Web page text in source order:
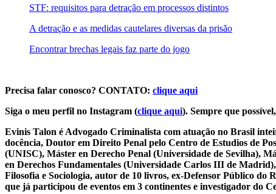
STF: requisitos para detração em processos distintos
A detração e as medidas cautelares diversas da prisão
Encontrar brechas legais faz parte do jogo
Precisa falar conosco? CONTATO: clique aqui
Siga o meu perfil no Instagram (clique aqui). Sempre que
Evinis Talon é Advogado Criminalista com atuação no Brasil
docência, Doutor em Direito Penal pelo Centro de Estudios de
(UNISC), Máster en Derecho Penal (Universidade de Sevilha),
en Derechos Fundamentales (Universidade Carlos III de
Filosofia e Sociologia, autor de 10 livros, ex-Defensor Público do
que já participou de eventos em 3 continentes e investigador do